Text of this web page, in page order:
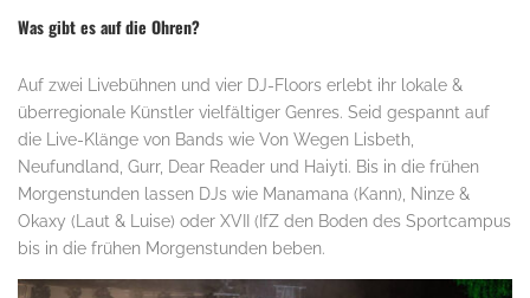
Was gibt es auf die Ohren?
Auf zwei Livebühnen und vier DJ-Floors erlebt ihr lokale &
überregionale Künstler vielfältiger Genres. Seid gespannt auf
die Live-Klänge von Bands wie Von Wegen Lisbeth,
Neufundland, Gurr, Dear Reader und Haiyti. Bis in die frühen
Morgenstunden lassen DJs wie Manamana (Kann), Ninze &
Okaxy (Laut & Luise) oder XVII (IfZ den Boden des Sportcampus
bis in die frühen Morgenstunden beben.